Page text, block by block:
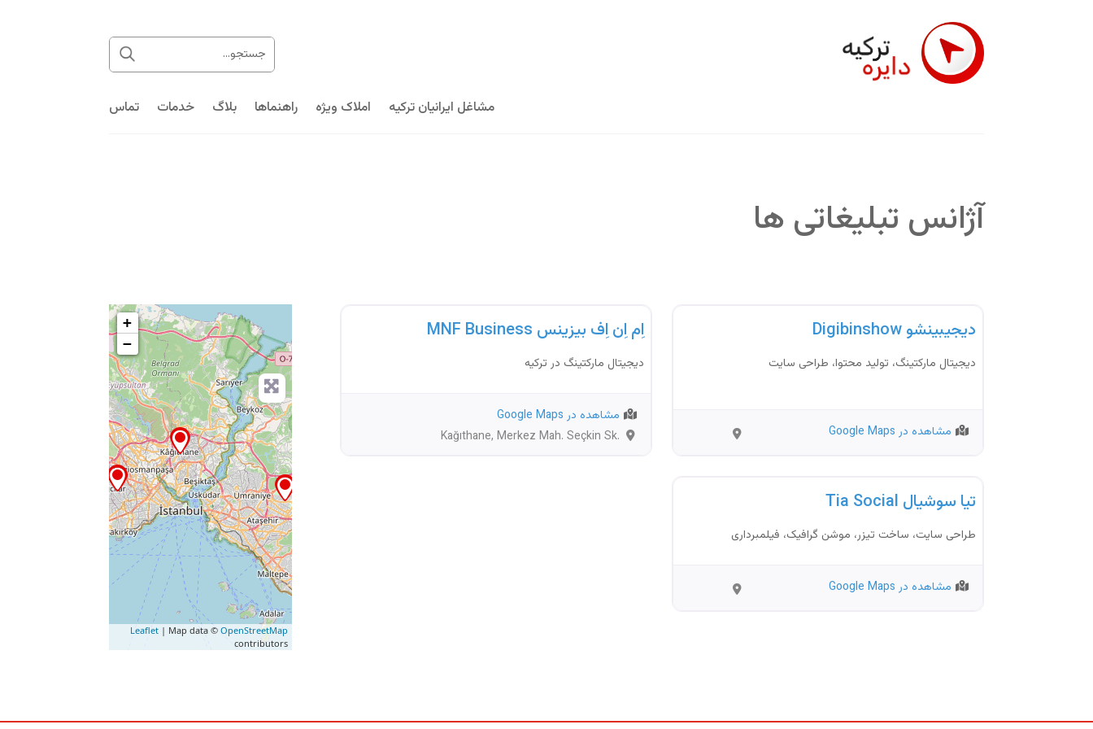
مشاغل ایرانیان ترکیه املاک ویژه راهنماها بلاگ خدمات تماس
آژانس تبلیغاتی ها
+
−
Leaflet| Map data © OpenStreetMap
contributors
دیجیبینشو Digibinshow
دیجیتال مارکتینگ، تولید محتوا، طراحی سایت
مشاهده در Google Maps
اِم اِن اِف بیزینس MNF Business
دیجیتال مارکتینگ در ترکیه
مشاهده در Google Maps
Kağıthane, Merkez Mah. Seçkin Sk.
تیا سوشیال Tia Social
طراحی سایت، ساخت تیزر، موشن گرافیک، فیلمبرداری
مشاهده در Google Maps